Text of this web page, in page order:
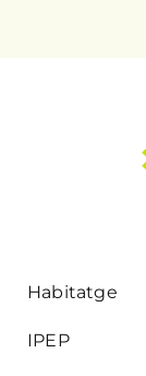
Habitatge
IPEP